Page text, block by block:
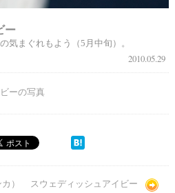
ー
気まぐれもよう（5月中旬）。
2010.05.29
ーの写真
） スウェディッシュアイビー